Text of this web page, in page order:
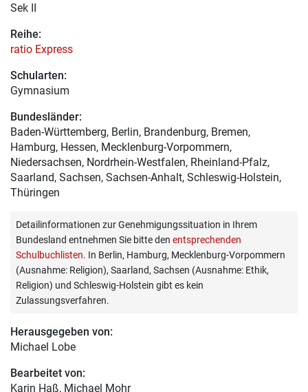
Sek II
Reihe:
ratio Express
Schularten:
Gymnasium
Bundesländer:
Baden-Württemberg, Berlin, Brandenburg, Bremen,
Hamburg, Hessen, Mecklenburg-Vorpommern,
Niedersachsen, Nordrhein-Westfalen, Rheinland-Pfalz,
Saarland, Sachsen, Sachsen-Anhalt, Schleswig-Holstein,
Thüringen
Detailinformationen zur Genehmigungssituation in Ihrem
Bundesland entnehmen Sie bitte den entsprechenden
Schulbuchlisten. In Berlin, Hamburg, Mecklenburg-Vorpommern
(Ausnahme: Religion), Saarland, Sachsen (Ausnahme: Ethik,
Religion) und Schleswig-Holstein gibt es kein
Zulassungsverfahren.
Herausgegeben von:
Michael Lobe
Bearbeitet von:
Karin Haß, Michael Mohr